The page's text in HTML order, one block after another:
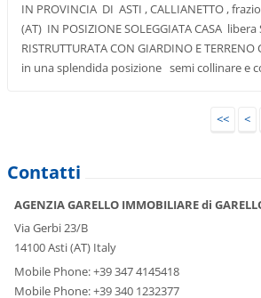
IN PROVINCIA DI ASTI , CALLIANETTO ,
(AT) IN POSIZIONE SOLEGGIATA CASA libera
RISTRUTTURATA CON GIARDINO E
in una splendida posizione semi collinare e
<< <
Contatti
AGENZIA GARELLO IMMOBILIARE di
Via Gerbi 23/B
14100 Asti (AT) Italy
Mobile Phone: +39 347 4145418
Mobile Phone: +39 340 1232377